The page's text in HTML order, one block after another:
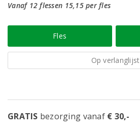
Vanaf 12 flessen 15,15 per fles
Fles
Op verlanglijst
GRATIS bezorging vanaf € 30,-